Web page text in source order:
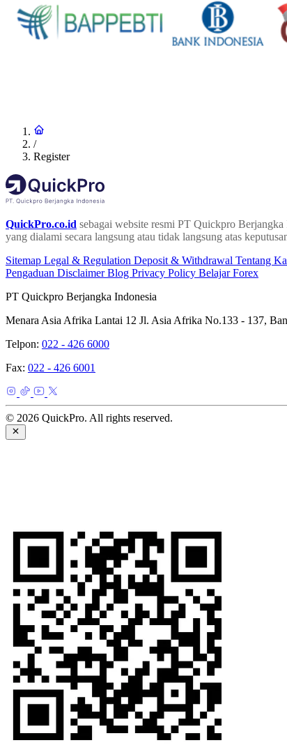
/
Register
QuickPro.co.id sebagai website resmi PT Quickpro
yang dialami secara langsung atau tidak langsung atas
Sitemap Legal & Regulation Deposit & Withdrawal Tentang
Pengaduan DisclaimerBlog Privacy Policy Belajar Forex
PT Quickpro Berjangka Indonesia
Menara Asia Afrika Lantai 12 Jl. Asia Afrika No.133 - 137,
Telpon: 022 - 426 6000
Fax: 022 - 426 6001
© 2026 QuickPro. All rights reserved.